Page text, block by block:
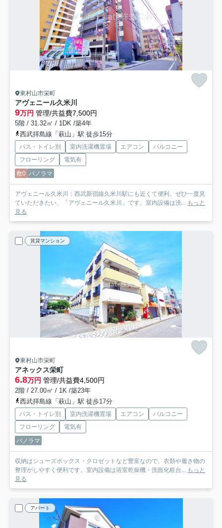
東村山市栄町
アヴェニール久米川
9万円 管理/共益費7,500円
5階 / 31.32㎡ / 1DK /築4年
西武拝島線「萩山」駅 徒歩15分
バス・トイレ別 室内洗濯機置場 エアコン
バルコニー
フローリング
電気有
敷0 パノラマ
アヴェニール久米川：西武新宿線久米川駅にも近くて便利。ぜひ一度見
ていただきたい、「アヴェニール久米川」です。室内設備は洗... もっと
見る
賃貸マンション
東村山市栄町
アネックス栄町
6.8万円 管理/共益費4,500円
2階 / 27.00㎡ / 1K /築23年
西武拝島線「萩山」駅 徒歩17分
バス・トイレ別 室内洗濯機置場 エアコン
バルコニー
フローリング
電気有
パノラマ
収納はシューズボックス・クロゼットなど豊富なので、衣類や履き物の
整理がしやすく便利です。室内設備は浴室乾燥機・洗面化粧台... もっと
見る
アパート